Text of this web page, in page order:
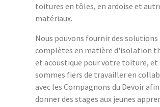
toitures en tôles, en ardoise et
matériaux.
Nous pouvons fournir des solutions
complètes en matière d'isolation
et acoustique pour votre toiture, et
sommes fiers de travailler en
avec les Compagnons du Devoir afin
donner des stages aux jeunes